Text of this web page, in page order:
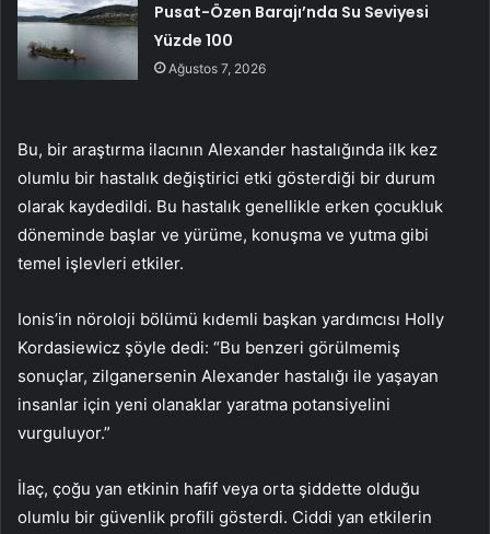
Pusat-Özen Barajı’nda Su Seviyesi
Yüzde 100
Ağustos 7, 2026
Bu, bir araştırma ilacının Alexander hastalığında ilk kez
olumlu bir hastalık değiştirici etki gösterdiği bir durum
olarak kaydedildi. Bu hastalık genellikle erken çocukluk
döneminde başlar ve yürüme, konuşma ve yutma gibi
temel işlevleri etkiler.
Ionis’in nöroloji bölümü kıdemli başkan yardımcısı Holly
Kordasiewicz şöyle dedi: “Bu benzeri görülmemiş
sonuçlar, zilganersenin Alexander hastalığı ile yaşayan
insanlar için yeni olanaklar yaratma potansiyelini
vurguluyor.”
İlaç, çoğu yan etkinin hafif veya orta şiddette olduğu
olumlu bir güvenlik profili gösterdi. Ciddi yan etkilerin